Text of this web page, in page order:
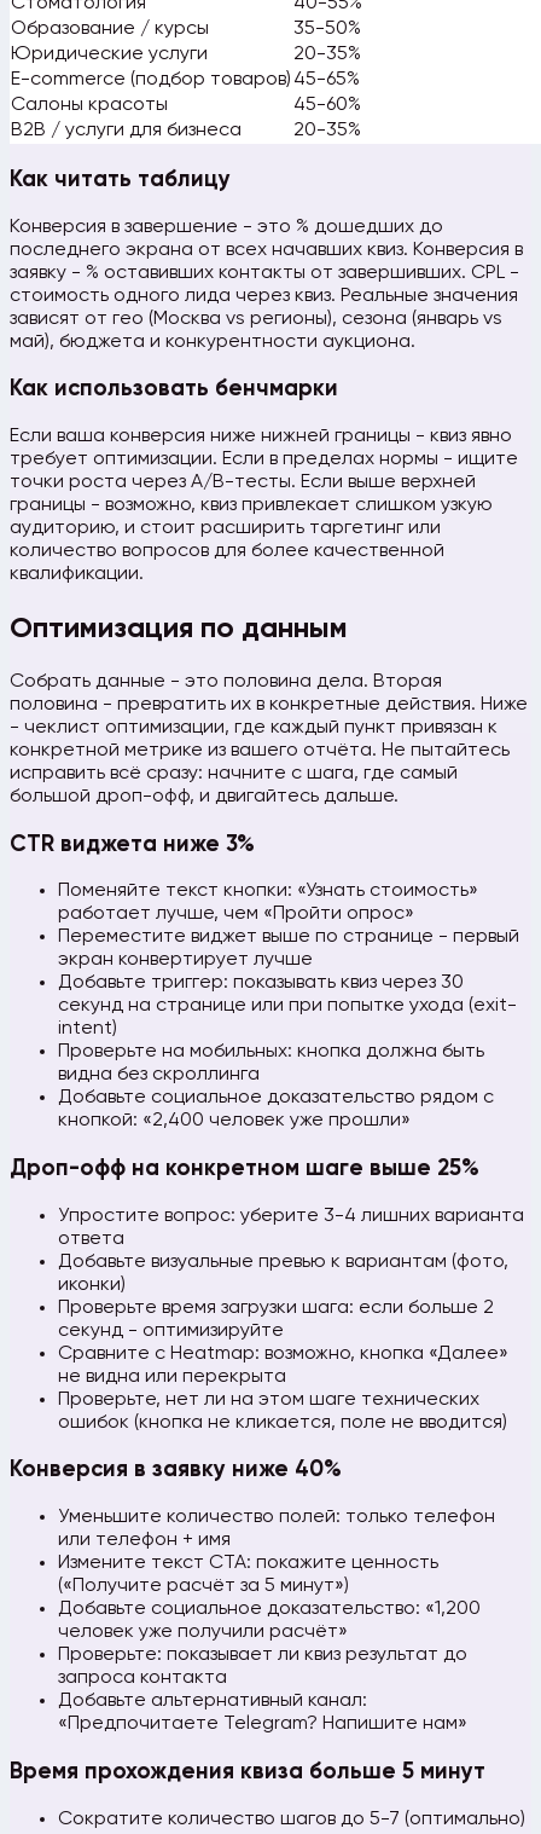
Образование / курсы
35-50%
Юридические услуги
20-35%
E-commerce (подбор товаров) 45-65%
Салоны красоты
45-60%
B2B / услуги для бизнеса
20-35%
Как читать таблицу
Конверсия в завершение - это % дошедших до
последнего экрана от всех начавших квиз. Конверсия в
заявку - % оставивших контакты от завершивших. CPL -
стоимость одного лида через квиз. Реальные значения
зависят от гео (Москва vs регионы), сезона (январь vs
май), бюджета и конкурентности аукциона.
Как использовать бенчмарки
Если ваша конверсия ниже нижней границы - квиз явно
требует оптимизации. Если в пределах нормы - ищите
точки роста через A/B-тесты. Если выше верхней
границы - возможно, квиз привлекает слишком узкую
аудиторию, и стоит расширить таргетинг или
количество вопросов для более качественной
квалификации.
Оптимизация по данным
Собрать данные - это половина дела. Вторая
половина - превратить их в конкретные действия. Ниже
- чеклист оптимизации, где каждый пункт привязан к
конкретной метрике из вашего отчёта. Не пытайтесь
исправить всё сразу: начните с шага, где самый
большой дроп-офф, и двигайтесь дальше.
CTR виджета ниже 3%
Поменяйте текст кнопки: «Узнать стоимость»
работает лучше, чем «Пройти опрос»
Переместите виджет выше по странице - первый
экран конвертирует лучше
Добавьте триггер: показывать квиз через 30
секунд на странице или при попытке ухода (exit-
intent)
Проверьте на мобильных: кнопка должна быть
видна без скроллинга
Добавьте социальное доказательство рядом с
кнопкой: «2,400 человек уже прошли»
Дроп-офф на конкретном шаге выше 25%
Упростите вопрос: уберите 3-4 лишних варианта
ответа
Добавьте визуальные превью к вариантам (фото,
иконки)
Проверьте время загрузки шага: если больше 2
секунд - оптимизируйте
Сравните с Heatmap: возможно, кнопка «Далее»
не видна или перекрыта
Проверьте, нет ли на этом шаге технических
ошибок (кнопка не кликается, поле не вводится)
Конверсия в заявку ниже 40%
Уменьшите количество полей: только телефон
или телефон + имя
Измените текст CTA: покажите ценность
(«Получите расчёт за 5 минут»)
Добавьте социальное доказательство: «1,200
человек уже получили расчёт»
Проверьте: показывает ли квиз результат до
запроса контакта
Добавьте альтернативный канал:
«Предпочитаете Telegram? Напишите нам»
Время прохождения квиза больше 5 минут
Сократите количество шагов до 5-7 (оптимально)